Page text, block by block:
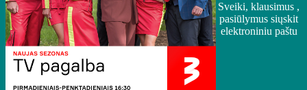
Sveiki, klausimus ,
pasiūlymus siųskit
elektroniniu paštu